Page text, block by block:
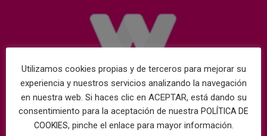
Utilizamos cookies propias y de terceros para mejorar su
experiencia y nuestros servicios analizando la navegación
en nuestra web. Si haces clic en ACEPTAR, está dando su
consentimiento para la aceptación de nuestra POLÍTICA DE
COOKIES, pinche el enlace para mayor información.